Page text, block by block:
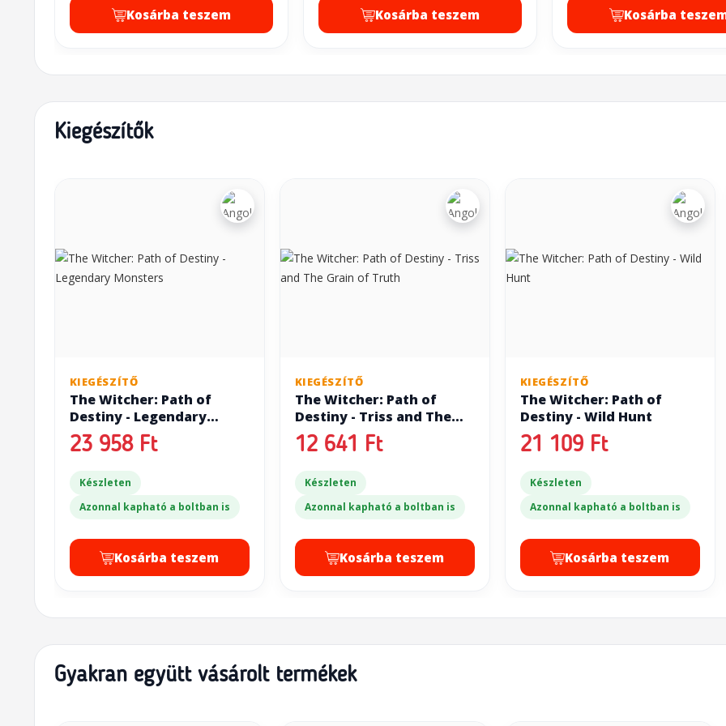
Kosárba teszem Kosárba teszem Kosárba
Kiegészítők
KIEGÉSZÍTŐ
The Witcher: Path of
Destiny - Legendary
Monsters
23 958 Ft
Készleten
Azonnal kapható a boltban is
Kosárba teszem
KIEGÉSZÍTŐ
The Witcher: Path of
Destiny - Triss and The
Grain of Truth
12 641 Ft
Készleten
Azonnal kapható a boltban is
Kosárba teszem
KIEGÉSZÍTŐ
The Witcher: Path of
Destiny - Wild Hunt
21 109 Ft
Készleten
Azonnal kapható a boltban is
Kosárba teszem
Gyakran együtt vásárolt termékek